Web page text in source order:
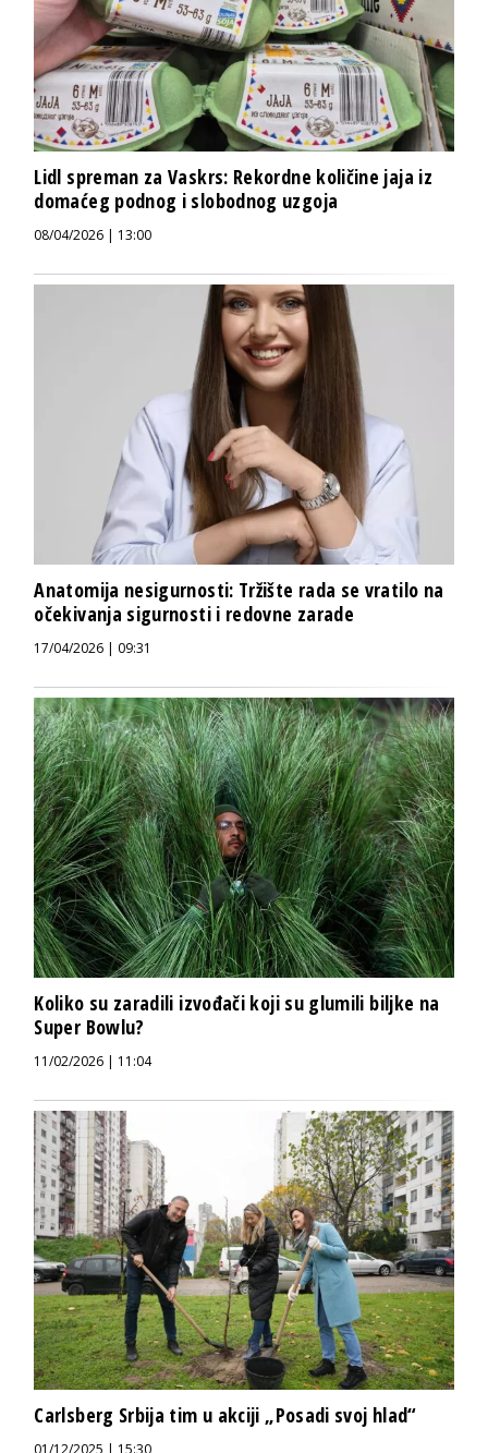
Lidl spreman za Vaskrs: Rekordne količine jaja iz
domaćeg podnog i slobodnog uzgoja
08/04/2026 | 13:00
Anatomija nesigurnosti: Tržište rada se vratilo na
očekivanja sigurnosti i redovne zarade
17/04/2026 | 09:31
Koliko su zaradili izvođači koji su glumili biljke na
Super Bowlu?
11/02/2026 | 11:04
Carlsberg Srbija tim u akciji „Posadi svoj hlad“